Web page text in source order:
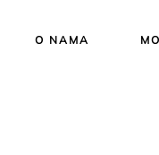
O NAMA